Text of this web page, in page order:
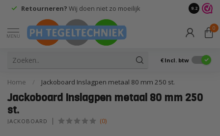
Retourneren? Wij doen niet zo moeilijk 9.2
MENU
0
€ Incl. btw
Home / Jackoboard Inslagpen metaal 80 mm 250 st.
Jackoboard Inslagpen metaal 80 mm 250
st.
JACKOBOARD (0)